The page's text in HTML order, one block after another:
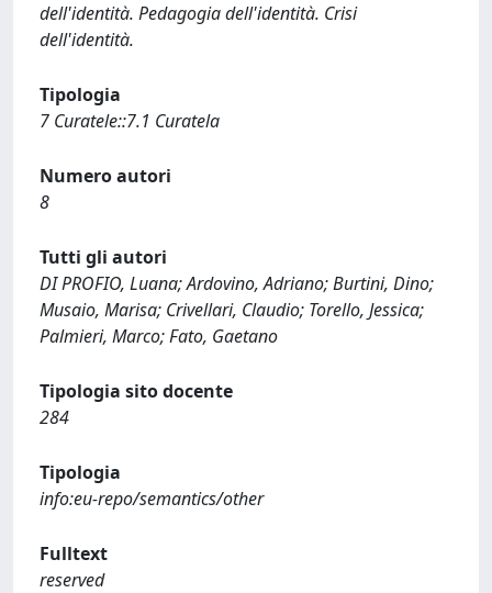
dell'identità. Pedagogia dell'identità. Crisi
dell'identità.
Tipologia
7 Curatele::7.1 Curatela
Numero autori
8
Tutti gli autori
DI PROFIO, Luana; Ardovino, Adriano; Burtini, Dino;
Musaio, Marisa; Crivellari, Claudio; Torello, Jessica;
Palmieri, Marco; Fato, Gaetano
Tipologia sito docente
284
Tipologia
info:eu-repo/semantics/other
Fulltext
reserved